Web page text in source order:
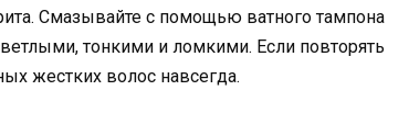
Смазывайте с помощью ватного тампона
тонкими и ломкими. Если повторять
жестких волос навсегда.